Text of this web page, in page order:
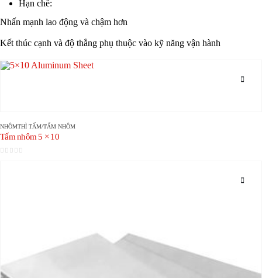
Hạn chế:
Nhấn mạnh lao động và chậm hơn
Kết thúc cạnh và độ thẳng phụ thuộc vào kỹ năng vận hành
NHÔMTHÌ TẤM/TẤM NHÔM
Tấm nhôm 5 × 10